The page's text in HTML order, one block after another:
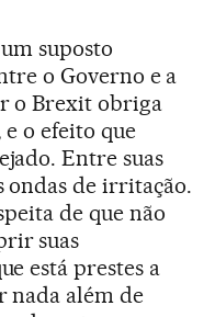
suposto
o Governo e a
o Brexit obriga
e o efeito que
Entre suas
ondas de irritação.
de que não
suas
está prestes a
nada além de